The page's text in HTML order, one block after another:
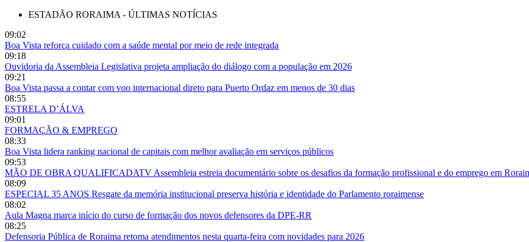
ESTADÃO RORAIMA - ÚLTIMAS NOTÍCIAS
09:02
Boa Vista reforça cuidado com a saúde mental por meio de rede integrada
09:18
Ouvidoria da Assembleia Legislativa projeta ampliação do diálogo com a população em 2026
09:21
Boa Vista passa a contar com voo internacional direto para Puerto Ordaz em menos de 30 dias
08:55
ESTRELA D’ÁLVA
09:01
FORMAÇÃO & EMPREGO
08:33
Boa Vista lidera ranking nacional de capitais com melhor avaliação em serviços públicos
09:53
MÃO DE OBRA QUALIFICADATV Assembleia estreia documentário sobre os desafios da formação profissional e do emprego em
08:09
ESPECIAL 35 ANOS Resgate da memória institucional preserva história e identidade do Parlamento roraimense
08:02
Aula Magna marca início do curso de formação dos novos defensores da DPE-RR
08:25
Defensoria Pública de Roraima retoma atendimentos nesta quarta-feira com novidades para 2026